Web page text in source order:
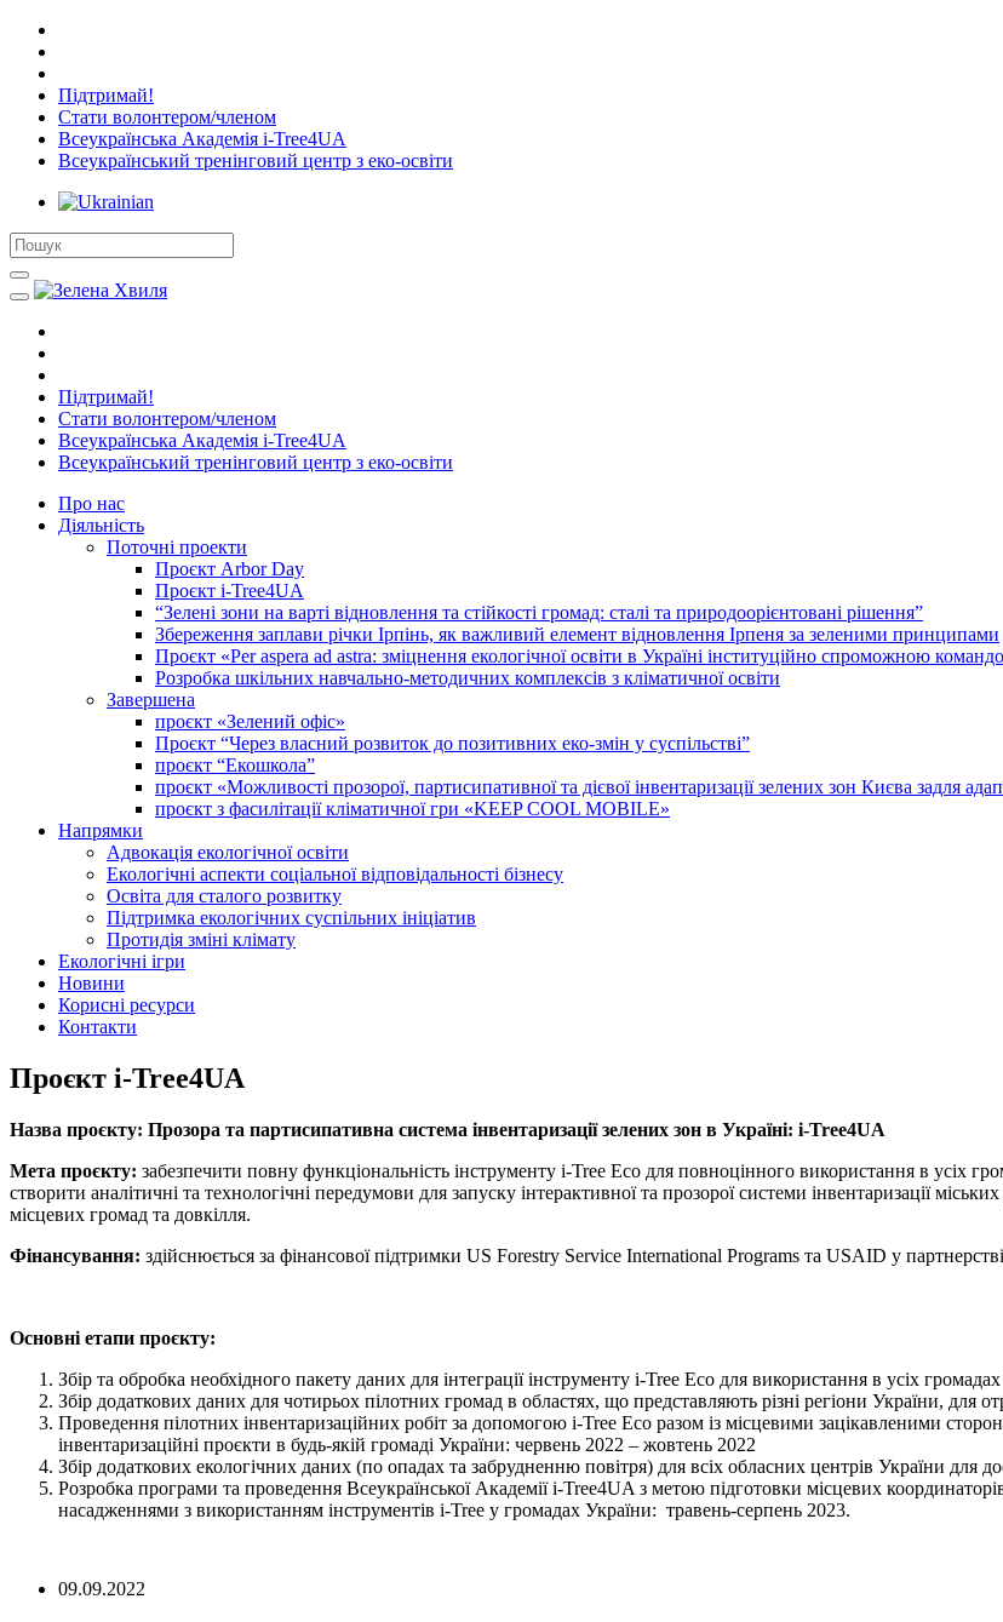
Підтримай!
Стати волонтером/членом
Всеукраїнська Академія i-Tree4UA
Всеукраїнський тренінговий центр з еко-освіти
Підтримай!
Стати волонтером/членом
Всеукраїнська Академія i-Tree4UA
Всеукраїнський тренінговий центр з еко-освіти
Про нас
Діяльність
Поточні проекти
Проєкт Arbor Day
Проєкт i-Tree4UA
“Зелені зони на варті відновлення та стійкості громад: cталі та природоорієнтовані рішення”
Збереження заплави річки Ірпінь, як важливий елемент відновлення Ірпеня за зеленими принципами
Проєкт «Per aspera ad astra: зміцнення екологічної освіти в Україні інституційно спроможною
Розробка шкільних навчально-методичних комплексів з кліматичної освіти
Завершена
проєкт «Зелений офіс»
Проєкт “Через власний розвиток до позитивних еко-змін у суспільстві”
проєкт “Екошкола”
проєкт «Можливості прозорої, партисипативної та дієвої інвентаризації зелених зон Києва задля
проєкт з фасилітації кліматичної гри «KEEP COOL MOBILE»
Напрямки
Адвокація екологічної освіти
Екологічні аспекти соціальної відповідальності бізнесу
Освіта для сталого розвитку
Підтримка екологічних суспільних ініціатив
Протидія зміні клімату
Екологічні ігри
Новини
Корисні ресурси
Контакти
Проєкт i-Tree4UA
Назва проєкту: Прозора та партисипативна система інвентаризації зелених зон в Україні: i-Tree4UA
Мета проєкту: забезпечити повну функціональність інструменту i-Tree Есо для повноцінного використання в усіх
створити аналітичні та технологічні передумови для запуску інтерактивної та прозорої системи інвентаризації
місцевих громад та довкілля.
Фінансування: здійснюється за фінансової підтримки US Forestry Service International Programs та USAID у
Основні етапи проєкту:
Збір та обробка необхідного пакету даних для інтеграції інструменту i-Tree Eco для використання в усіх
Збір додаткових даних для чотирьох пілотних громад в областях, що представляють різні регіони України, для
Проведення пілотних інвентаризаційних робіт за допомогою i-Tree Eco разом із місцевими зацікавленими
інвентаризаційні проєкти в будь-якій громаді України: червень 2022 – жовтень 2022
Збір додаткових екологічних даних (по опадах та забрудненню повітря) для всіх обласних центрів України для
Розробка програми та проведення Всеукраїнської Академії i-Tree4UA з метою підготовки місцевих
насадженнями з використанням інструментів i-Tree у громадах України: травень-серпень 2023.
09.09.2022